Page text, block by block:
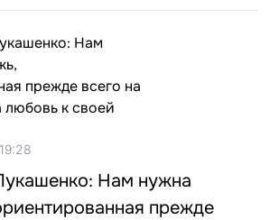
Нам нужна
прежде